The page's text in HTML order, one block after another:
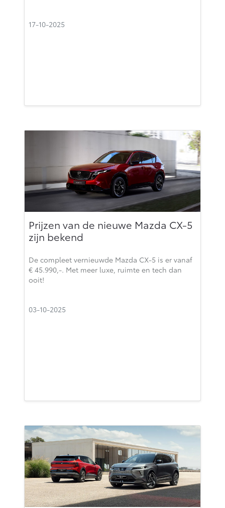
17-10-2025
Prijzen van de nieuwe Mazda CX-5
zijn bekend
De compleet vernieuwde Mazda CX-5 is er vanaf
€ 45.990,-. Met meer luxe, ruimte en tech dan
ooit!
03-10-2025